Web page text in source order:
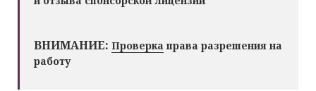
ВНИМАНИЕ: Проверка права разрешения на
работу